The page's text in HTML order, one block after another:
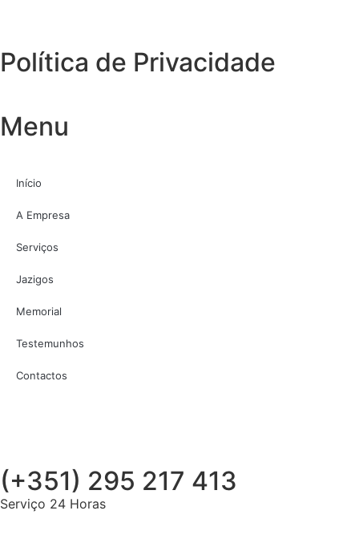
Política de Privacidade
Menu
Início
A Empresa
Serviços
Jazigos
Memorial
Testemunhos
Contactos
(+351) 295 217 413
Serviço 24 Horas